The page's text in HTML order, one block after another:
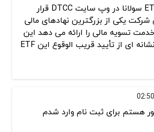
برای اولین بار ETF سولانا در وپ سایت DTCC قرار
یکی از بزرگترین نهادهای مالی
تسویه مالی را ارائه می دهد این
اتفاق می تواند نشانه ای از تأیید قریب الوقوع این ETF
هستم برای ثبت نام وارد شدم